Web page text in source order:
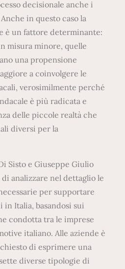
decisionale anche i
in questo caso la
è un fattore determinante:
misura minore, quelle
una propensione
a coinvolgere le
verosimilmente perché
è più radicata e
delle piccole realtà che
diversi per la
Sisto e Giuseppe Giulio
analizzare nel dettaglio le
per supportare
in Italia, basandosi sui
condotta tra le imprese
italiano. Alle aziende è
di esprimere una
diverse tipologie di